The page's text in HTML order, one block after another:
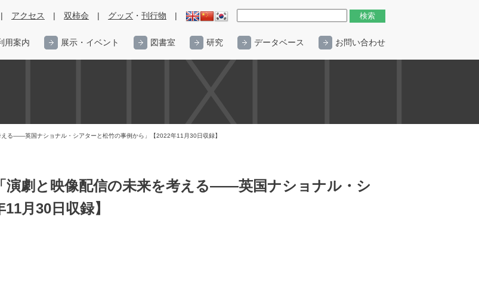
アクセス | 双柿会 | グッズ ・ 刊行物 |
用案内 展示・イベント 図書室 研究 データベース お問い合わせ
る――英国ナショナル・シアターと松竹の事例から」【2022年11月30日収録】
演劇と映像配信の未来を考える――英国ナショナル・シ
月30日収録】